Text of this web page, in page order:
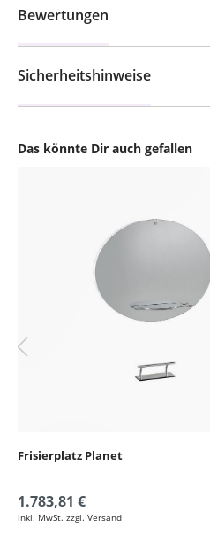
Das könnte Dir auch gefallen
Frisierplatz Planet
1.783,81 €
inkl. MwSt. zzgl. Versand
Bewertungen
Sicherheitshinweise